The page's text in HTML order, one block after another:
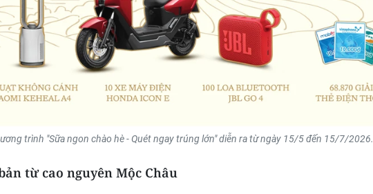
trình "Sữa ngon chào hè - Quét ngay trúng lớn" diễn ra từ ngày 15/5 đến 15/7/2026.
từ cao nguyên Mộc Châu